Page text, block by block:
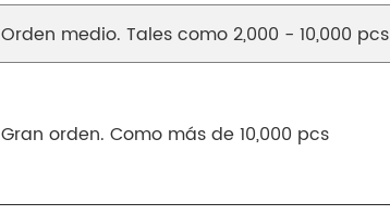
Orden medio. Tales como 2,000 - 10,000 pcs
Gran orden. Como más de 10,000 pcs